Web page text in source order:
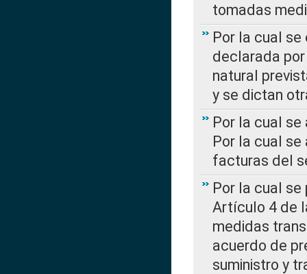
tomadas
Por la cual
declarada
natural
y se dictan
Por la cual se
Por la cual
facturas del
Por la cual
Artículo 4 de
medidas
acuerdo de
suministro y